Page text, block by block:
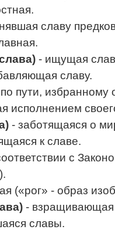
славу
- ищущая
славу.
пути, избранному
исполнением
- заботящаяся о
к славе.
с
(«рог» - образ
- взращивающая
славы.